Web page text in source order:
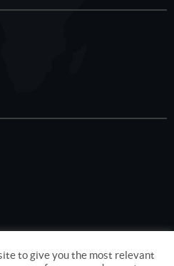
to give you the most relevant